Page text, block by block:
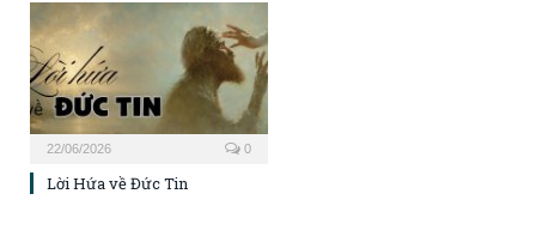
22/06/2026 0
Lời Hứa về Đức Tin